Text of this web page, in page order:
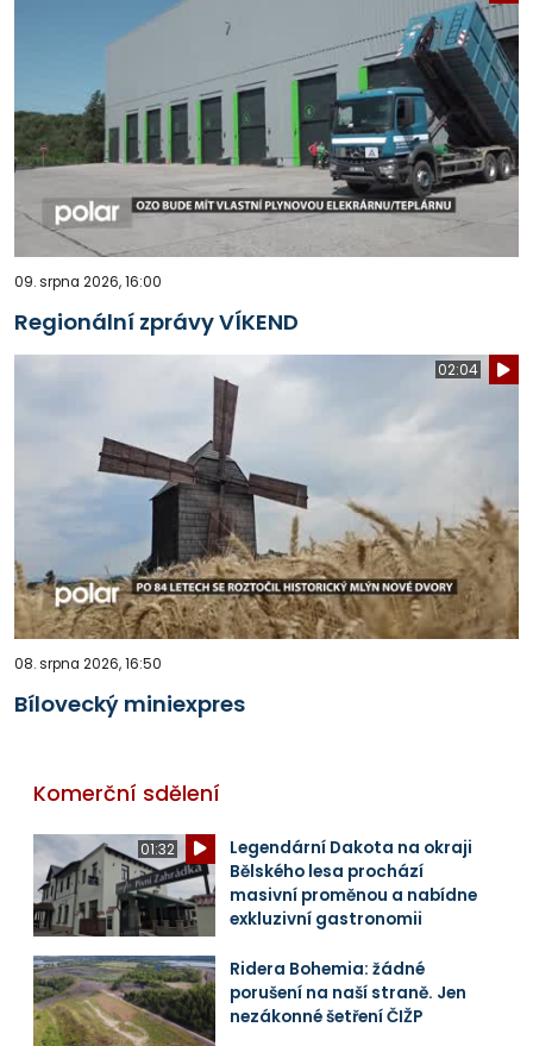
09. srpna 2026, 16:00
Regionální zprávy VÍKEND
02:04
08. srpna 2026, 16:50
Bílovecký miniexpres
Komerční sdělení
01:32
Legendární Dakota na okraji
Bělského lesa prochází
masivní proměnou a nabídne
exkluzivní gastronomii
Ridera Bohemia: žádné
porušení na naší straně. Jen
nezákonné šetření ČIŽP